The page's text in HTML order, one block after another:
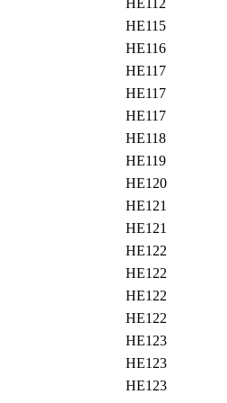
HE115
HE116
HE117
HE117
HE117
HE118
HE119
HE120
HE121
HE121
HE122
HE122
HE122
HE122
HE123
HE123
HE123